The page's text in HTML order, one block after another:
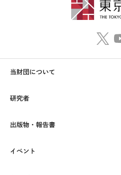
当財団について
研究者
出版物・報告書
イベント